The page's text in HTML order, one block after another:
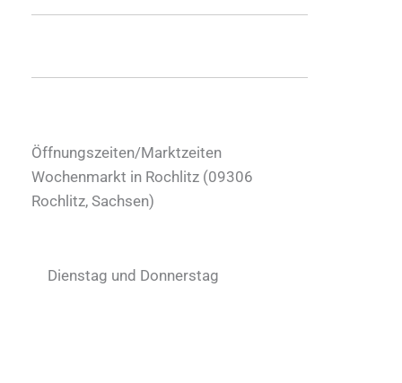
Öffnungszeiten/Marktzeiten
Wochenmarkt in Rochlitz (09306
Rochlitz, Sachsen)
Dienstag und Donnerstag